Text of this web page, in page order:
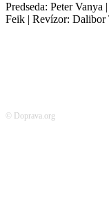
Predseda: Peter
Feik | Revízor: Dalibor
© Doprava.org